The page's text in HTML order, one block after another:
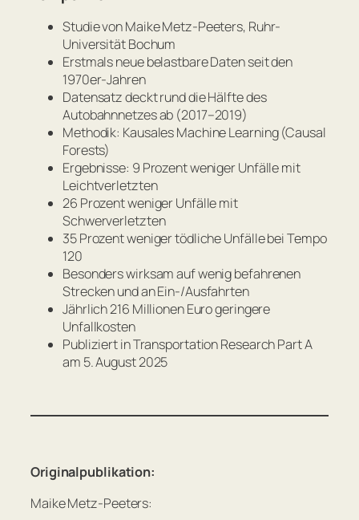
Studie von Maike Metz-Peeters, Ruhr-
Universität Bochum
Erstmals neue belastbare Daten seit den
1970er-Jahren
Datensatz deckt rund die Hälfte des
Autobahnnetzes ab (2017–2019)
Methodik: Kausales Machine Learning (Causal
Forests)
Ergebnisse: 9 Prozent weniger Unfälle mit
Leichtverletzten
26 Prozent weniger Unfälle mit
Schwerverletzten
35 Prozent weniger tödliche Unfälle bei Tempo
120
Besonders wirksam auf wenig befahrenen
Strecken und an Ein-/Ausfahrten
Jährlich 216 Millionen Euro geringere
Unfallkosten
Publiziert inTransportation Research Part A
am 5. August 2025
Originalpublikation:
Maike Metz-Peeters: